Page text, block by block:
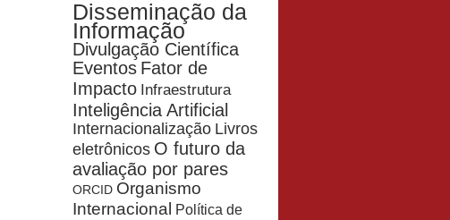
Disseminação da
Informação
Divulgação Científica
Eventos Fator de
Impacto Infraestrutura
Inteligência Artificial
Internacionalização Livros
eletrônicos O futuro da
avaliação por pares
ORCID Organismo
Internacional Política de